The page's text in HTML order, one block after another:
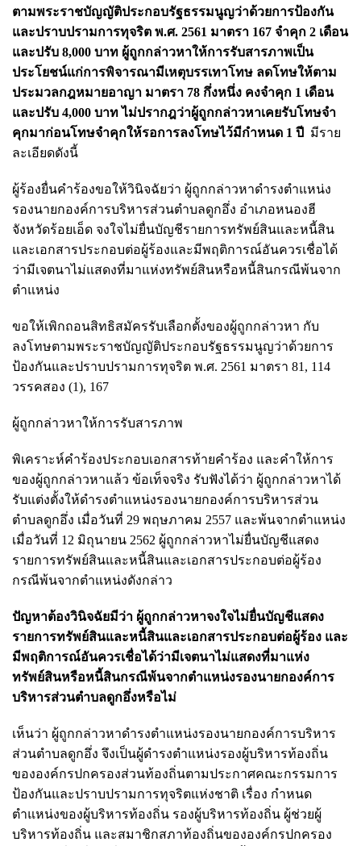
ตามพระราชบัญญัติประกอบรัฐธรรมนูญว่าด้วยการป้องกัน
และปราบปรามการทุจริต พ.ศ. 2561 มาตรา 167 จำคุก 2 เดือน
และปรับ 8,000 บาท ผู้ถูกกล่าวหาให้การรับสารภาพเป็น
ประโยชน์แก่การพิจารณามีเหตุบรรเทาโทษ ลดโทษให้ตาม
ประมวลกฎหมายอาญา มาตรา 78 กึ่งหนึ่ง คงจำคุก 1 เดือน
และปรับ 4,000 บาท ไม่ปรากฎว่าผู้ถูกกล่าวหาเคยรับโทษจำ
คุกมาก่อนโทษจำคุกให้รอการลงโทษไว้มีกำหนด 1 ปี
มีราย
ละเอียดดังนี้
ผู้ร้องยื่นคำร้องขอให้วินิจฉัยว่า ผู้ถูกกล่าวหาดำรงตำแหน่ง
รองนายกองค์การบริหารส่วนตำบลดูกอึ่ง อำเภอหนองฮี
จังหวัดร้อยเอ็ด จงใจไม่ยื่นบัญชีรายการทรัพย์สินและหนี้สิน
และเอกสารประกอบต่อผู้ร้องและมีพฤติการณ์อันควรเชื่อได้
ว่ามีเจตนาไม่แสดงที่มาแห่งทรัพย์สินหรือหนี้สินกรณีพ้นจาก
ตำแหน่ง
ขอให้เพิกถอนสิทธิสมัครรับเลือกตั้งของผู้ถูกกล่าวหา กับ
ลงโทษตามพระราชบัญญัติประกอบรัฐธรรมนูญว่าด้วยการ
ป้องกันและปราบปรามการทุจริต พ.ศ. 2561 มาตรา 81, 114
วรรคสอง (1), 167
ผู้ถูกกล่าวหาให้การรับสารภาพ
พิเคราะห์คำร้องประกอบเอกสารท้ายคำร้อง และคำให้การ
ของผู้ถูกกล่าวหาแล้ว ข้อเท็จจริง รับฟังได้ว่า ผู้ถูกกล่าวหาได้
รับแต่งตั้งให้ดำรงตำแหน่งรองนายกองค์การบริหารส่วน
ตำบลดูกอึ่ง เมื่อวันที่ 29 พฤษภาคม 2557 และพ้นจากตำแหน่ง
เมื่อวันที่ 12 มิถุนายน 2562 ผู้ถูกกล่าวหาไม่ยื่นบัญชีแสดง
รายการทรัพย์สินและหนี้สินและเอกสารประกอบต่อผู้ร้อง
กรณีพ้นจากตำแหน่งดังกล่าว
ปัญหาต้องวินิจฉัยมีว่า ผู้ถูกกล่าวหาจงใจไม่ยื่นบัญชีแสดง
รายการทรัพย์สินและหนี้สินและเอกสารประกอบต่อผู้ร้อง และ
มีพฤติการณ์อันควรเชื่อได้ว่ามีเจตนาไม่แสดงที่มาแห่ง
ทรัพย์สินหรือหนี้สินกรณีพ้นจากตำแหน่งรองนายกองค์การ
บริหารส่วนตำบลดูกอึ่งหรือไม่
เห็นว่า ผู้ถูกกล่าวหาดำรงตำแหน่งรองนายกองค์การบริหาร
ส่วนตำบลดูกอึ่ง จึงเป็นผู้ดำรงตำแหน่งรองผู้บริหารท้องถิ่น
ขององค์กรปกครองส่วนท้องถิ่นตามประกาศคณะกรรมการ
ป้องกันและปราบปรามการทุจริตแห่งชาติ เรื่อง กำหนด
ตำแหน่งของผู้บริหารท้องถิ่น รองผู้บริหารท้องถิ่น ผู้ช่วยผู้
บริหารท้องถิ่น และสมาชิกสภาท้องถิ่นขององค์กรปกครอง